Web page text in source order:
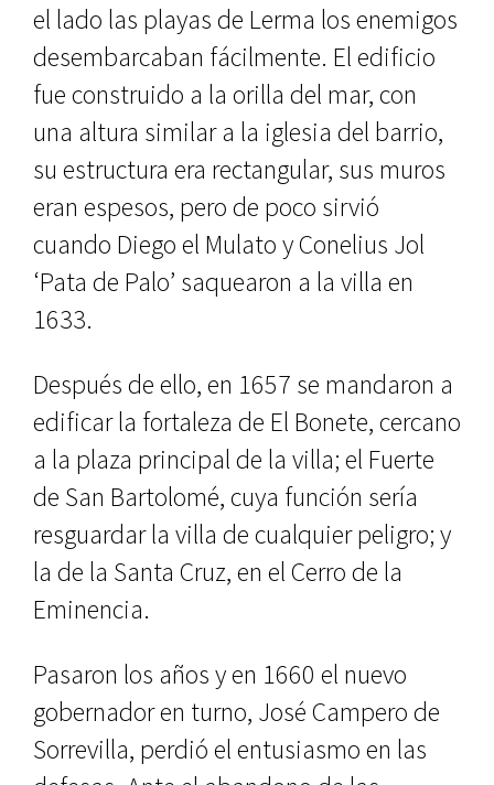
el lado las playas de Lerma los enemigos
desembarcaban fácilmente. El edificio
fue construido a la orilla del mar, con
una altura simi­lar a la iglesia del barrio,
su estructura era rectangular, sus muros
eran espe­sos, pero de poco sirvió
cuando Diego el Mulato y Conelius Jol
‘Pata de Palo’ saquearon a la villa en
1633.
Después de ello, en 1657 se man­daron a
edificar la fortaleza de El Bo­nete, cercano
a la plaza principal de la villa; el Fuerte
de San Bartolomé, cuya función sería
resguardar la villa de cualquier peligro; y
la de la Santa Cruz, en el Cerro de la
Eminencia.
Pasaron los años y en 1660 el nue­vo
gobernador en turno, José Campe­ro de
Sorrevilla, perdió el entusiasmo en las